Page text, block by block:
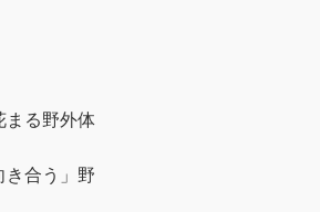
まる野外体
き合う」野